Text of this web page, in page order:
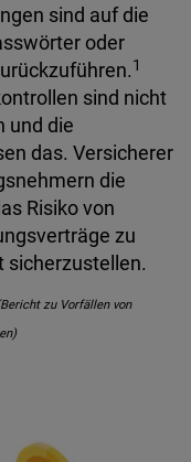
sind auf die
oder
1
sind nicht
und die
das. Versicherer
die
Risiko von
zu
sicherzustellen.
zu Vorfällen von